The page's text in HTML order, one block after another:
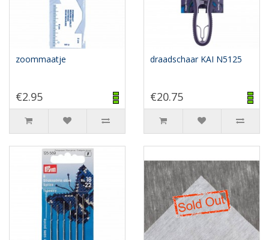
zoommaatje
€2.95
draadschaar KAI N5125
€20.75